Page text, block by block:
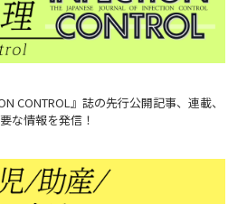
CONTROL』誌の先行公開記事、連載、
な情報を発信！